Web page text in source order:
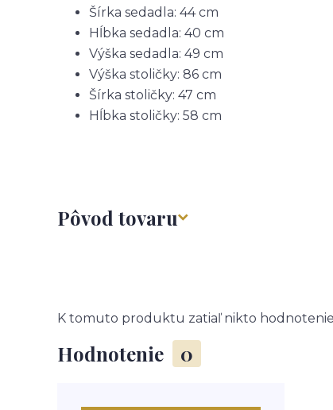
Šírka sedadla: 44 cm
Hĺbka sedadla: 40 cm
Výška sedadla: 49 cm
Výška stoličky: 86 cm
Šírka stoličky: 47 cm
Hĺbka stoličky: 58 cm
Pôvod tovaru
Hodnotenie 0
K tomuto produktu zatiaľ nikto